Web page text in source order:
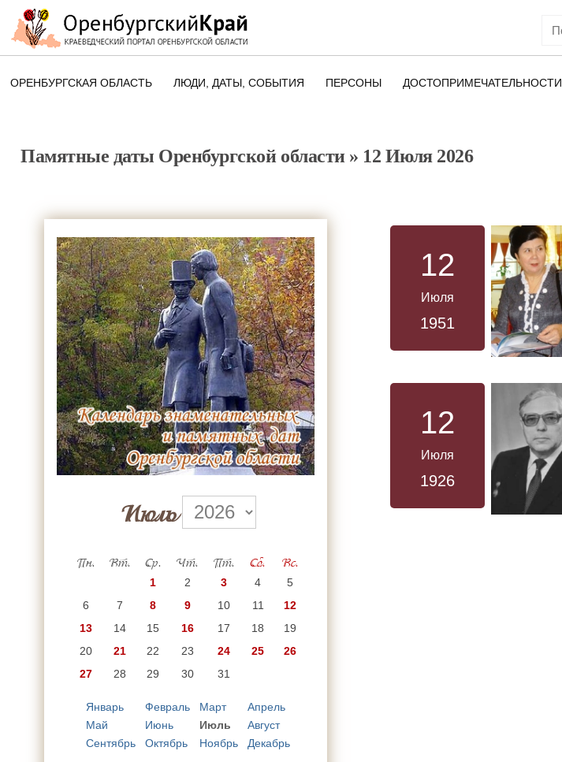
ОРЕНБУРГСКАЯ ОБЛАСТЬ ЛЮДИ, ДАТЫ, CОБЫТИЯ
ПАМЯТНЫЕ ДАТЫ ОРЕНБУРГСКОЙ
ПЕРСОНЫ ДОСТОПРИМЕЧАТЕЛЬНОСТИ
Памятные даты Оренбургской области» 12 Июля 2026
Июль
Пн. Вт. Ср. Чт. Пт. Сб. Вс.
1 2 3 4
5
6
7 8 9 10 11
12
13
14 15 16 17 18
19
20
21 22 23 24 25
26
27
28 29 30 31
Январь Февраль Март
Апрель
Май
Июнь Июль
Август
Сентябрь
Октябрь Ноябрь Декабрь
12
Июля
1951
12
Июля
1926